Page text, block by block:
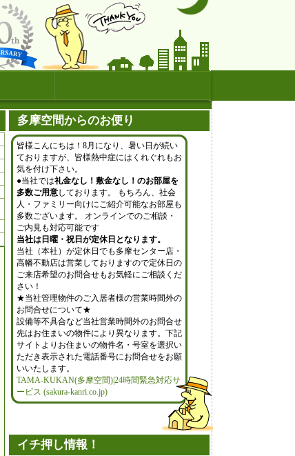
多摩空間からのお便り
皆様こんにちは！8月になり、暑い日が続い
ておりますが、皆様熱中症にはくれぐれもお
気を付け下さい。
●当社では礼金なし！敷金なし！のお部屋を
多数ご用意しております。 もちろん、社会
人・ファミリー向けにご紹介可能なお部屋も
多数ございます。 オンラインでのご相談・
ご内見も対応可能です
当社は日曜・祝日が定休日となります。
当社（本社）が定休日でも多摩センター店・
高幡不動店は営業しておりますので定休日の
ご来店希望のお問合せもお気軽にご相談くだ
さい！
★当社管理物件のご入居者様の営業時間外の
お問合せについて★
設備等不具合など当社営業時間外のお問合せ
先はお住まいの物件により異なります。下記
サイトよりお住まいの物件名・号室を選択い
ただき表示された電話番号にお問合せをお願
いいたします。
TAMA-KUKAN(多摩空間)|24時間緊急対応サ
ービス (sakura-kanri.co.jp)
イチ押し情報！